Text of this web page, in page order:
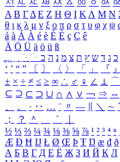
ㅺ ㅻ ㅼ ㅽ ㅾ ㅿ ㆀ ㆁ ㆂ
Α Β ΓΔ Ε Ζ Η Θ Ι ΚΛ Μ Ν
θ ι κ λ μ ν ξ ο π ρ σ τ υ φ χ ψ
á à Á À é è É È ç Ç ê
Ä Ö Ü ä ö ü ß
ִֶֹ ֻּ ׁׂ כ ג ד ש ץ ת צ מ נ ה ב
‘ ’ “ ” 〔 〕 〈 〉 「 」 『 』
± × ÷ ≠ ≤ ≥ ∞ ∴ ♂ ♀ ∠ ⊥ ⌒
⊆ ⊇ ⊂ ⊃ ∪ ∩ ∧ ∨ ￢ ⇒ ⇔
、
。 · ‥ … ¨ 〃 ― ＼ ∼ ´
；
？ ＾ ｀
½ ⅓ ⅔ ¼ ¾ ⅛ ⅜ ⅝ ⅞ ¹ ² ³ ⁴ ⁿ
Æ Ð Ħ Ĳ Ł Ø Œ Þ Ŧ Ŋ æ đ ð
А Б В Г Д Е Ё Ж З И Й К Л